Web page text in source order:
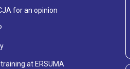
for an opinion
at ERSUMA